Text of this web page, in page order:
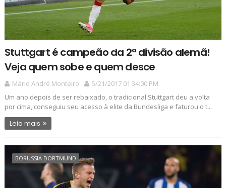
Stuttgart é campeão da 2ª divisão alemã!
Veja quem sobe e quem desce
Mário André Monteiro
5/21/2017 01:34:00 PM
Um ano depois de ser rebaixado, o tradicional Stuttgart deu a volta
por cima, conseguiu seu acesso à elite da Bundesliga e faturou o t...
Leia mais
BORUSSIA DORTMUND